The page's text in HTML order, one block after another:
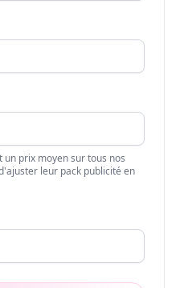
prix moyen sur tous nos
leur pack publicité en